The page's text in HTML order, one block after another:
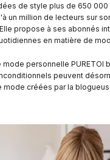
de style plus de 650 000
un million de lecteurs sur
propose à ses abonnés
en matière de
mode personnelle PURETOI
peuvent
créées par la